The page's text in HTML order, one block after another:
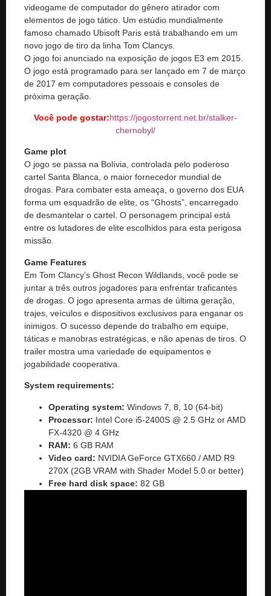
videogame de computador do gênero atirador com
elementos de jogo tático. Um estúdio mundialmente
famoso chamado Ubisoft Paris está trabalhando em um
novo jogo de tiro da linha Tom Clancys.
O jogo foi anunciado na exposição de jogos E3 em 2015.
O jogo está programado para ser lançado em 7 de março
de 2017 em computadores pessoais e consoles de
próxima geração.
Você pode gostar:https://jogostorrent.net.br/stalker-
chernobyl/
Game plot
O jogo se passa na Bolívia, controlada pelo poderoso
cartel Santa Blanca, o maior fornecedor mundial de
drogas. Para combater esta ameaça, o governo dos EUA
forma um esquadrão de elite, os “Ghosts”, encarregado
de desmantelar o cartel. O personagem principal está
entre os lutadores de elite escolhidos para esta perigosa
missão.
Game Features
Em Tom Clancy’s Ghost Recon Wildlands, você pode se
juntar a três outros jogadores para enfrentar traficantes
de drogas. O jogo apresenta armas de última geração,
trajes, veículos e dispositivos exclusivos para enganar os
inimigos. O sucesso depende do trabalho em equipe,
táticas e manobras estratégicas, e não apenas de tiros. O
trailer mostra uma variedade de equipamentos e
jogabilidade cooperativa.
System requirements:
Operating system: Windows 7, 8, 10 (64-bit)
Processor: Intel Core i5-2400S @ 2.5 GHz or AMD
FX-4320 @ 4 GHz
RAM: 6 GB RAM
Video card: NVIDIA GeForce GTX660 / AMD R9
270X (2GB VRAM with Shader Model 5.0 or better)
Free hard disk space: 82 GB